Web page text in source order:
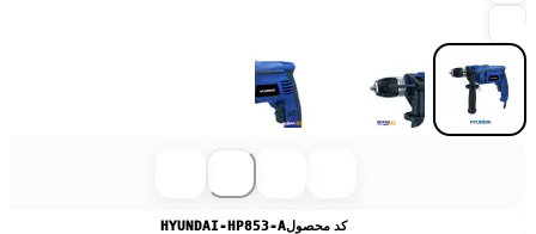
کد محصولHYUNDAI-HP853-A